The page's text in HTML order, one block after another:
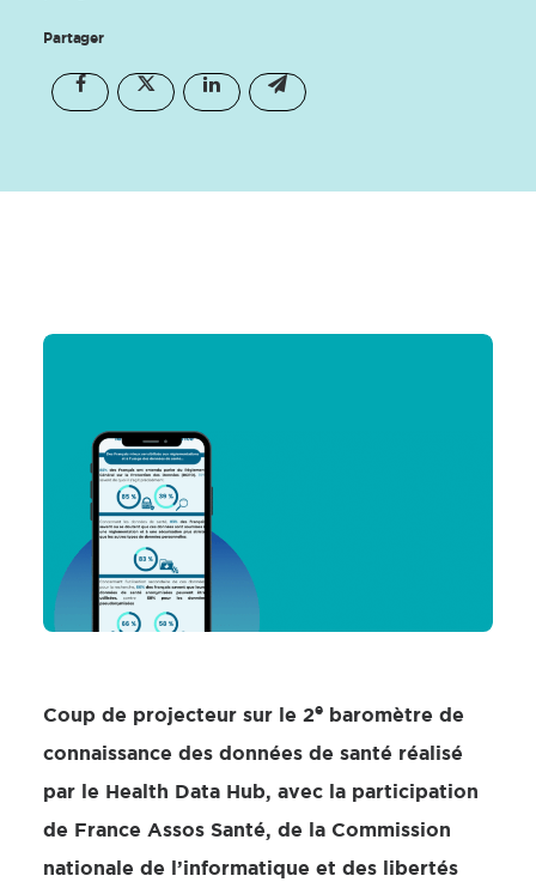
Partager
Coup de projecteur sur le 2e baromètre de
connaissance des données de santé réalisé
par le Health Data Hub, avec la participation
de France Assos Santé, de la Commission
nationale de l’informatique et des libertés